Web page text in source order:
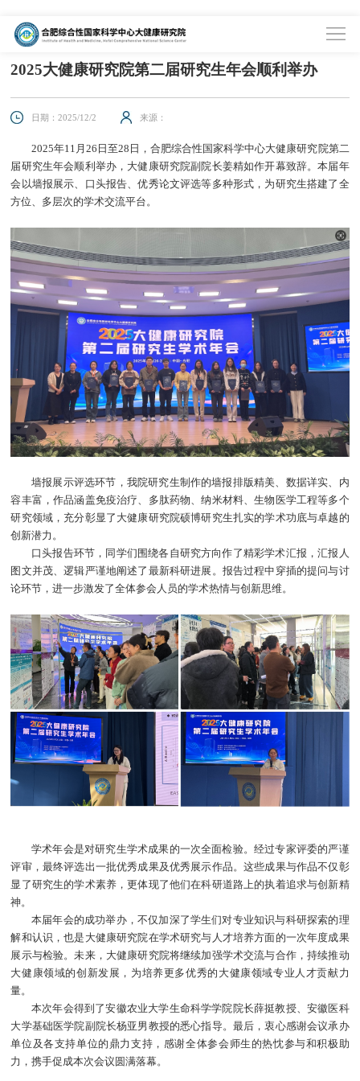
2025大健康研究院第二届研究生年会顺利举办
日期：2025/12/2 来源：
2025年11月26日至28日，合肥综合性国家科学中心大健康研究院第二
届研究生年会顺利举办，大健康研究院副院长姜精如作开幕致辞。本届年
会以墙报展示、口头报告、优秀论文评选等多种形式，为研究生搭建了全
方位、多层次的学术交流平台。
墙报展示评选环节，我院研究生制作的墙报排版精美、数据详实、内
容丰富，作品涵盖免疫治疗、多肽药物、纳米材料、生物医学工程等多个
研究领域，充分彰显了大健康研究院硕博研究生扎实的学术功底与卓越的
创新潜力。
口头报告环节，同学们围绕各自研究方向作了精彩学术汇报，汇报人
图文并茂、逻辑严谨地阐述了最新科研进展。报告过程中穿插的提问与讨
论环节，进一步激发了全体参会人员的学术热情与创新思维。
学术年会是对研究生学术成果的一次全面检验。经过专家评委的严谨
评审，最终评选出一批优秀成果及优秀展示作品。这些成果与作品不仅彰
显了研究生的学术素养，更体现了他们在科研道路上的执着追求与创新精
神。
本届年会的成功举办，不仅加深了学生们对专业知识与科研探索的理
解和认识，也是大健康研究院在学术研究与人才培养方面的一次年度成果
展示与检验。未来，大健康研究院将继续加强学术交流与合作，持续推动
大健康领域的创新发展，为培养更多优秀的大健康领域专业人才贡献力
量。
本次年会得到了安徽农业大学生命科学学院院长薛挺教授、安徽医科
大学基础医学院副院长杨亚男教授的悉心指导。最后，衷心感谢会议承办
单位及各支持单位的鼎力支持，感谢全体参会师生的热忱参与和积极助
力，携手促成本次会议圆满落幕。